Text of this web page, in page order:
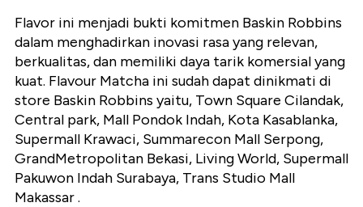
Flavor ini menjadi bukti komitmen Baskin Robbins
dalam menghadirkan inovasi rasa yang relevan,
berkualitas, dan memiliki daya tarik komersial yang
kuat. Flavour Matcha ini sudah dapat dinikmati di
store Baskin Robbins yaitu, Town Square Cilandak,
Central park, Mall Pondok Indah, Kota Kasablanka,
Supermall Krawaci, Summarecon Mall Serpong,
GrandMetropolitan Bekasi, Living World, Supermall
Pakuwon Indah Surabaya, Trans Studio Mall
Makassar .